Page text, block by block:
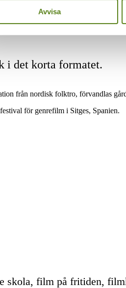
Avvisa
i det korta formatet.
från nordisk folktro, förvandlas
för genrefilm i Sitges, Spanien.
skola, film på fritiden,